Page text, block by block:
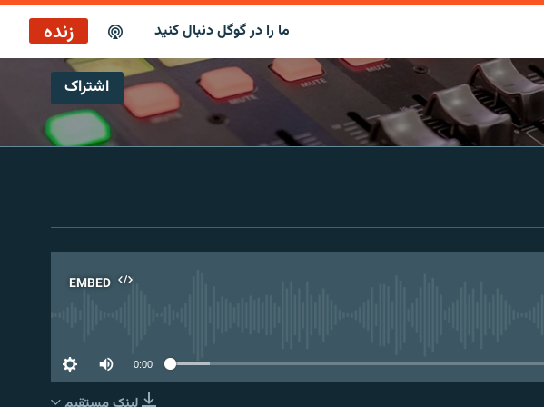
ما را در گوگل دنبال کنید زنده
ساعت ۱۴
پخش رادیویی
اشتراک
EMBED
0:00